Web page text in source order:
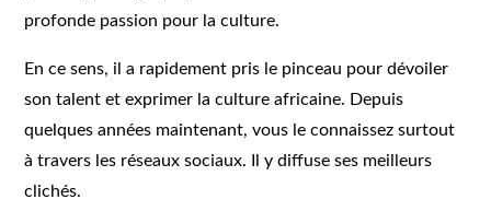
profonde passion pour la culture.
En ce sens, il a rapidement pris le pinceau pour dévoiler
son talent et exprimer la culture africaine. Depuis
quelques années maintenant, vous le connaissez surtout
à travers les réseaux sociaux. Il y diffuse ses meilleurs
clichés.